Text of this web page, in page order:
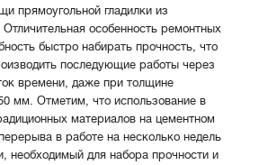
прямоугольной гладилки из
особенность ремонтных
быстро набирать прочность, что
последующие работы через
времени, даже при толщине
мм. Отметим, что использование в
материалов на цементном
в работе на несколько недель
необходимый для набора прочности и